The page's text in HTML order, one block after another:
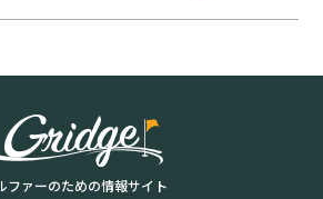
ファーのための情報サイト